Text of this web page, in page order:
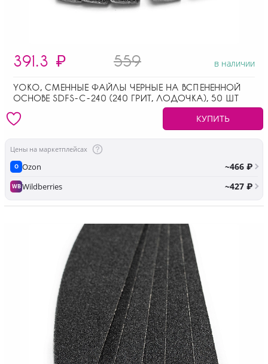
391.3 ₽ 559 в наличии
YOKO, СМЕННЫЕ ФАЙЛЫ ЧЕРНЫЕ НА ВСПЕНЕННОЙ
ОСНОВЕ SDFS-C-240 (240 ГРИТ, ЛОДОЧКА), 50 ШТ
КУПИТЬ
Цены на маркетплейсах
O Ozon ~466 ₽
WBWildberries ~427 ₽